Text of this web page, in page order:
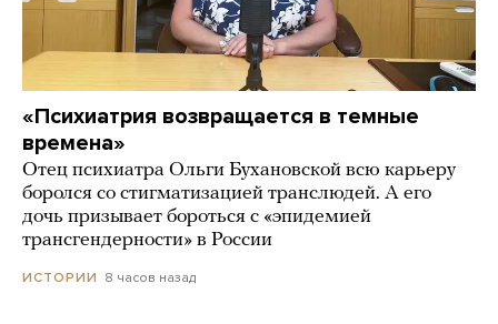
«Психиатрия возвращается в темные
времена»
Отец психиатра Ольги Бухановской всю карьеру
боролся со стигматизацией транслюдей. А его
дочь призывает бороться с «эпидемией
трансгендерности» в России
ИСТОРИИ 8 часов назад